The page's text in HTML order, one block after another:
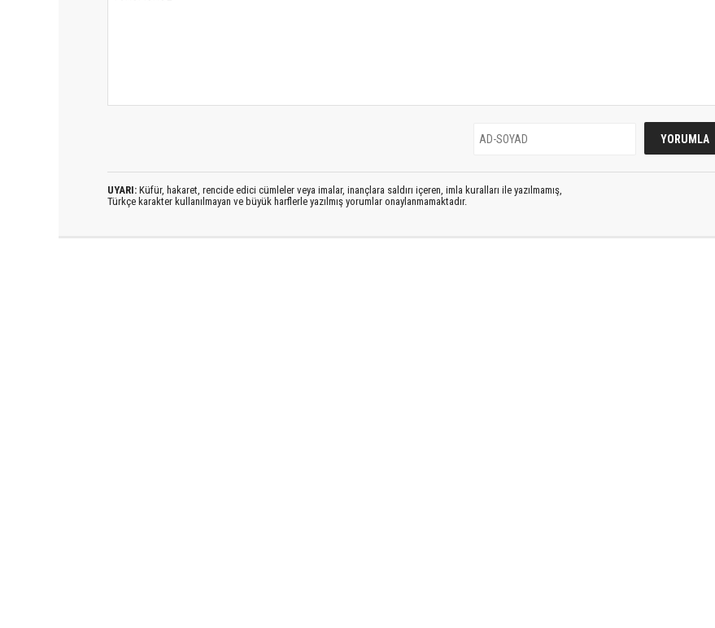
UYARI: Küfür, hakaret, rencide edici cümleler veya imalar, inançlara saldırı içeren, imla kuralları ile yazılmamış,
Türkçe karakter kullanılmayan ve büyük harflerle yazılmış yorumlar onaylanmamaktadır.